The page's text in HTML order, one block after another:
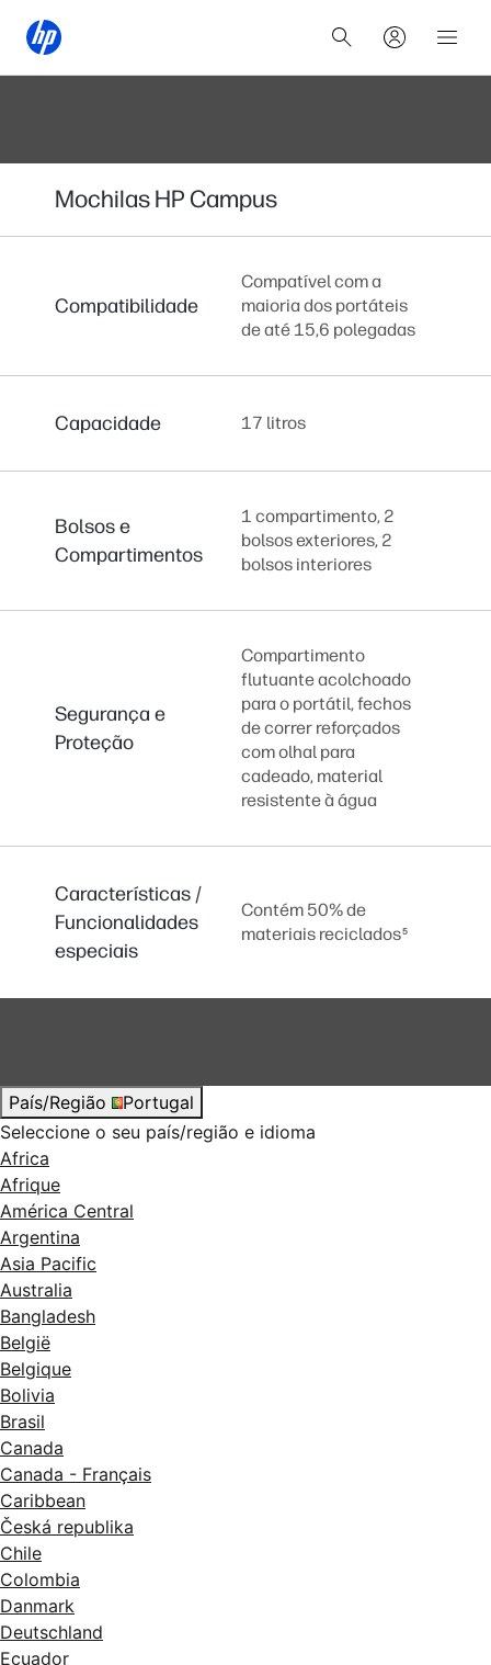
Mochilas HP Campus
Compatibilidade
Capacidade
Bolsos e
Compartimentos
Segurança e
Proteção
Características /
Funcionalidades
especiais
Compatível com a
maioria dos portáteis
de até 15,6 polegadas
17 litros
1 compartimento, 2
bolsos exteriores, 2
bolsos interiores
Compartimento
flutuante acolchoado
para o portátil, fechos
de correr reforçados
com olhal para
cadeado, material
resistente à água
Contém 50% de
materiais reciclados5
País/Região
Portugal
Seleccione o seu país/região e idioma
Africa
Afrique
América Central
Argentina
Asia Pacific
Australia
Bangladesh
België
Belgique
Bolivia
Brasil
Canada
Canada - Français
Caribbean
Česká republika
Chile
Colombia
Danmark
Deutschland
Ecuador